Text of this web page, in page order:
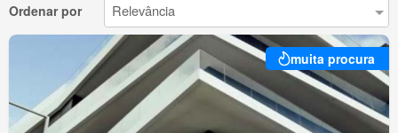
Ordenar por
muita procura